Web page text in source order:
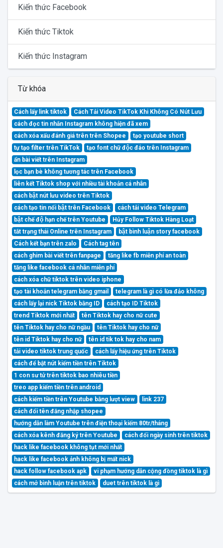
Kiến thức Facebook
Kiến thức Tiktok
Kiến thức Instagram
Từ khóa
Cách lấy link tiktok
Cách Tải Video TikTok Khi Không Có Nút Lưu
cách đọc tin nhắn Instagram không hiện đã xem
cách xóa xấu đánh giá trên trên Shopee
tạo youtube short
tự tạo filter trên TikTok
tạo font chữ độc đáo trên Instagram
ẩn bài viết trên Instagram
lọc bạn bè không tương tác trên Facebook
liên kết Tiktok shop với nhiều tài khoản cá nhân
cách bật nút lưu video trên Tiktok
cách tạo tin nổi bật trên Facebook
cách tải video Telegram
bật chế độ hạn chế trên Youtube
Hủy Follow Tiktok Hàng Loạt
tắt trạng thái Online trên Instagram
bật bình luận story facebook
Cách kết bạn trên zalo
Cách tag tên
cách ghim bài viết trên fanpage
tăng like fb miễn phí an toàn
tăng like facebook cá nhân miễn phí
cách xóa chữ tiktok trên video iphone
tạo tài khoản telegram bằng gmail
telegram là gì có lừa đảo không
cách lấy lại nick Tiktok bằng ID
cách tạo ID Tiktok
trend Tiktok mới nhất
tên Tiktok hay cho nữ cute
tên Tiktok hay cho nữ ngầu
tên Tiktok hay cho nữ
tên id Tiktok hay cho nữ
tên id tik tok hay cho nam
tải video tiktok trung quốc
cách lấy hiệu ứng trên Tiktok
cách để bật nút kiếm tiền trên Tiktok
1 con sư tử trên tiktok bao nhiêu tiền
treo app kiếm tiền trên android
cách kiếm tiền trên Youtube bằng lượt view
link 237
cách đổi tên đăng nhập shopee
hướng dẫn làm Youtube trên điện thoại kiếm 80tr/tháng
cách xóa kênh đăng ký trên Youtube
cách đổi ngày sinh trên tiktok
hack like facebook không tụt mới nhất
hack like facebook ảnh không bị mất nick
hack follow facebook apk
vi phạm hướng dẫn cộng đồng tiktok là gì
cách mở bình luận trên tiktok
duet trên tiktok là gì